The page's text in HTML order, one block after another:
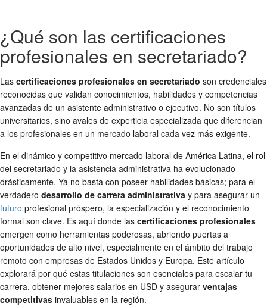
¿Qué son las certificaciones
profesionales en secretariado?
Las certificaciones profesionales en secretariado son credenciales
reconocidas que validan conocimientos, habilidades y competencias
avanzadas de un asistente administrativo o ejecutivo. No son títulos
universitarios, sino avales de experticia especializada que diferencian
a los profesionales en un mercado laboral cada vez más exigente.
En el dinámico y competitivo mercado laboral de América Latina, el rol
del secretariado y la asistencia administrativa ha evolucionado
drásticamente. Ya no basta con poseer habilidades básicas; para el
verdadero desarrollo de carrera administrativa y para asegurar un
futuro profesional próspero, la especialización y el reconocimiento
formal son clave. Es aquí donde las certificaciones profesionales
emergen como herramientas poderosas, abriendo puertas a
oportunidades de alto nivel, especialmente en el ámbito del trabajo
remoto con empresas de Estados Unidos y Europa. Este artículo
explorará por qué estas titulaciones son esenciales para escalar tu
carrera, obtener mejores salarios en USD y asegurar ventajas
competitivas invaluables en la región.